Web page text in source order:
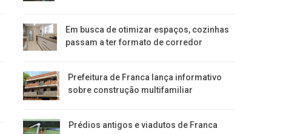
Em busca de otimizar espaços, cozinhas
passam a ter formato de corredor
Prefeitura de Franca lança informativo
sobre construção multifamiliar
Prédios antigos e viadutos de Franca